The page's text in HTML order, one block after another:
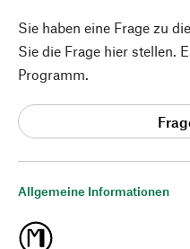
Allgemeine Informationen
Sie haben eine Frage zu
Sie die Frage hier stellen.
Programm.